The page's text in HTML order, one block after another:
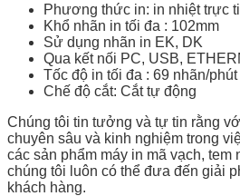
Phương thức in: in nhiệt trực
Khổ nhãn in tối đa : 102mm
Sử dụng nhãn in EK, DK
Qua kết nối PC, USB,
Tốc độ in tối đa : 69 nhãn/phút
Chế độ cắt: Cắt tự động
Chúng tôi tin tưởng và tự tin rằng
chuyên sâu và kinh nghiệm trong
các sản phẩm máy in mã vạch, tem
chúng tôi luôn có thể đưa đến giải
khách hàng.